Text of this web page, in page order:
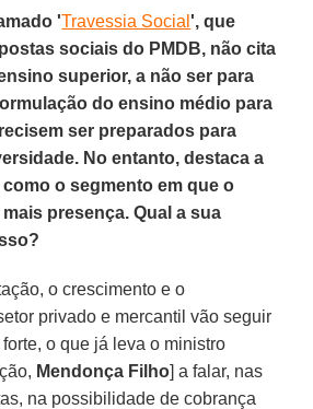
'Travessia Social', que
sociais do PMDB, não cita
superior, a não ser para
do ensino médio para
ser preparados para
No entanto, destaca a
o segmento em que o
presença. Qual a sua
o crescimento e o
privado e mercantil vão seguir
o que já leva o ministro
Mendonça Filho] a falar, nas
na possibilidade de cobrança